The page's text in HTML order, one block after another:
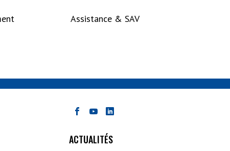
Assistance & SAV
ACTUALITÉS